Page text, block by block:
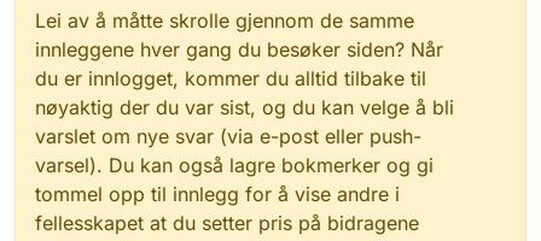
Lei av å måtte skrolle gjennom de samme
innleggene hver gang du besøker siden? Når
du er innlogget, kommer du alltid tilbake til
nøyaktig der du var sist, og du kan velge å bli
varslet om nye svar (via e-post eller push-
varsel). Du kan også lagre bokmerker og gi
tommel opp til innlegg for å vise andre i
fellesskapet at du setter pris på bidragene